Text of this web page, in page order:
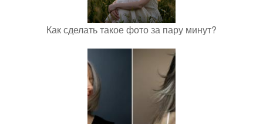
Как сделать такое фото за пару минут?